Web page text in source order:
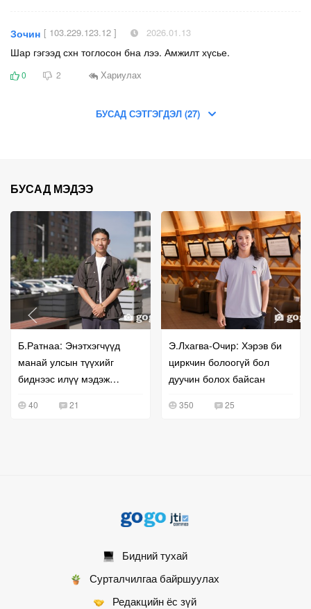
Зочин [ 103.229.123.12 ] 2026.01.13
Шар гэгээд схн тоглосон бна лээ. Амжилт хүсье.
0 2 Хариулах
БУСАД СЭТГЭГДЭЛ (27)
БУСАД МЭДЭЭ
Б.Ратнаа: Энэтхэгчүүд
манай улсын түүхийг
биднээс илүү мэдэж
эмзэглэдэг
40 21
Э.Лхагва-Очир: Хэрэв би
циркчин болоогүй бол
дуучин болох байсан
350 25
Бидний тухай
Сурталчилгаа байршуулах
Редакцийн ёс зүй